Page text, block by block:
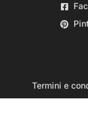
Termini e